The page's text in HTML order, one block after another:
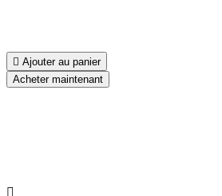
 Ajouter au panier
Acheter maintenant
